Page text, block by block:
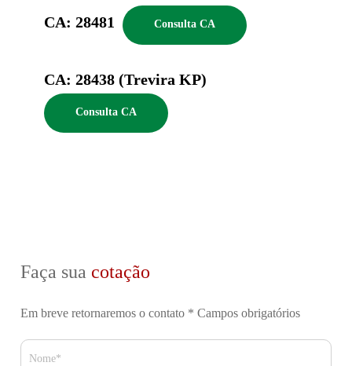
CA: 28481 Consulta CA
CA: 28438 (Trevira KP)
Consulta CA
Faça sua cotação
Em breve retornaremos o contato * Campos obrigatórios
Nome*